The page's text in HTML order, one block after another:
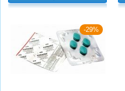
-29%